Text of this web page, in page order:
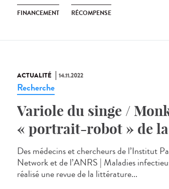
FINANCEMENT RÉCOMPENSE
ACTUALITÉ 14.11.2022
Recherche
Variole du singe /
« portrait-robot » de
Des médecins et chercheurs de l’Institut
Network et de l’ANRS | Maladies
réalisé une revue de la littérature...